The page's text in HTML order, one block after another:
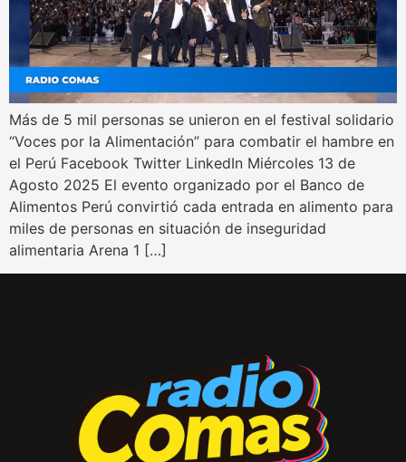
Más de 5 mil personas se unieron en el festival solidario
“Voces por la Alimentación” para combatir el hambre en
el Perú Facebook Twitter LinkedIn Miércoles 13 de
Agosto 2025 El evento organizado por el Banco de
Alimentos Perú convirtió cada entrada en alimento para
miles de personas en situación de inseguridad
alimentaria Arena 1 […]